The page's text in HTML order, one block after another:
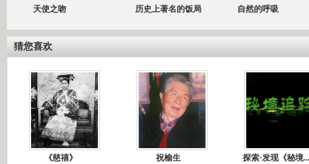
天使之吻 历史上著名的饭局 自然的呼吸
猜您喜欢
《慈禧》 祝榆生 探索·发现《秘境...